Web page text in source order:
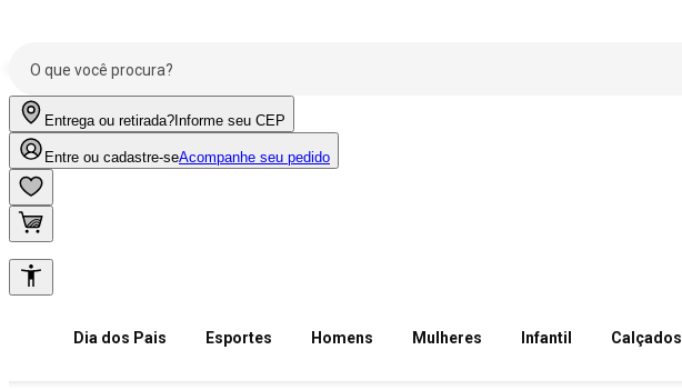
Entrega ou retirada? Informe seu CEP
Entre ou cadastre-seAcompanhe seu pedido
Dia dos Pais Esportes Homens Mulheres Infantil Calçados